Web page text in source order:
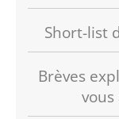
Short-list
Brèves